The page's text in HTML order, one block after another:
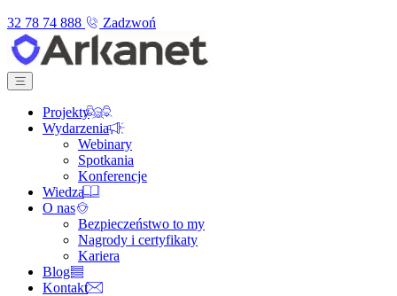
32 78 74 888
Zadzwoń
Projekty
Wydarzenia
Webinary
Spotkania
Konferencje
Wiedza
O nas
Bezpieczeństwo to my
Nagrody i certyfikaty
Kariera
Blog
Kontakt